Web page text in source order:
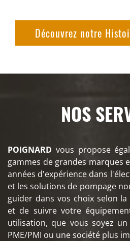
Découvrez notre
NOS
POIGNARD vous propose
gammes de grandes marques
années d'expérience dans
et les solutions de pompage
guider dans vos choix selon
et de suivre votre
utilisation, que vous soyez
PME/PMI ou une société plus